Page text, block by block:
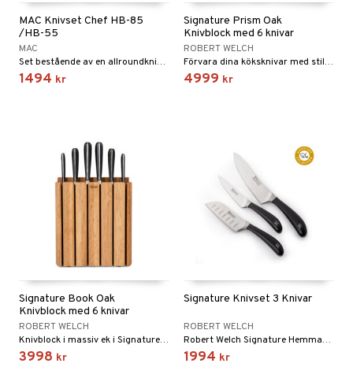
MAC Knivset Chef HB-85
/HB-55
MAC
Set bestående av en allroundkniv och en grönsakskniv från MAC.
1494 kr
Signature Prism Oak
Knivblock med 6 knivar
ROBERT WELCH
Förvara dina köksknivar med stil i Robert Welch Signature Prism knivblock, tillverkat i massiv ek och utformat för både funktion och elegans.
4999 kr
Signature Book Oak
Knivblock med 6 knivar
ROBERT WELCH
Knivblock i massiv ek i Signature serien. Idealisk att ställa mot en vägg för att spara dyrbar plats i köket.
3998 kr
Signature Knivset 3 Knivar
ROBERT WELCH
Robert Welch Signature Hemmakocken 3del knivset som innehåller en 11 cm Santokukniv, en 12 cm Allkniv och en 18 cm Kockkniv.
1994 kr